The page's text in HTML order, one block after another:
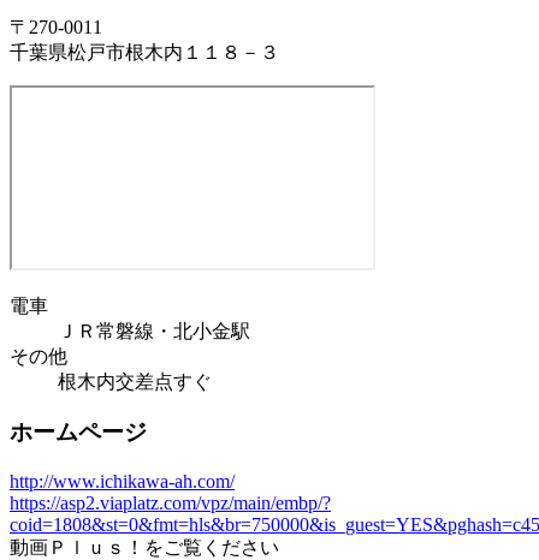
〒270-0011
千葉県松戸市根木内１１８－３
電車
ＪＲ常磐線・北小金駅
その他
根木内交差点すぐ
ホームページ
http://www.ichikawa-ah.com/
https://asp2.viaplatz.com/vpz/main/embp/?
動画Ｐｌｕｓ！をご覧ください